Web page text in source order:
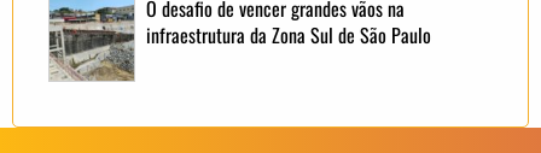
O desafio de vencer grandes vãos na
infraestrutura da Zona Sul de São Paulo